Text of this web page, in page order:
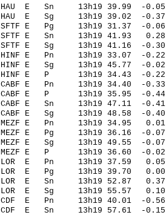
HAU E Sn 13h19 39.99 -
HAU E Sg 13h19 39.02
SFTF E Pg 13h19 31.37 -
SFTF E Sn 13h19 41.93
SFTF E Sg 13h19 41.16
HINF E Pn 13h19 33.07 -
HINF E Sg 13h19 45.77 -
HINF E P 13h19 34.43 -
CABF E Pn 13h19 34.40 -0.33
CABF E P 13h19 35.95 -0.44
CABF E Sn 13h19 47.11 -
CABF E Sg 13h19 48.58 -
MEZF E Pn 13h19 34.95 0.01
MEZF E Pg 13h19 36.16 -0.07
MEZF E Sg 13h19 49.55 -
MEZF E P 13h19 36.60 -0.02
LOR E Pn 13h19 37.59 0.05
LOR E Pg 13h19 39.70 0.00
LOR E Sn 13h19 52.87 0.37
LOR E Sg 13h19 55.57
CDF E Pn 13h19 40.01 -
CDF E Sn 13h19 57.61 -